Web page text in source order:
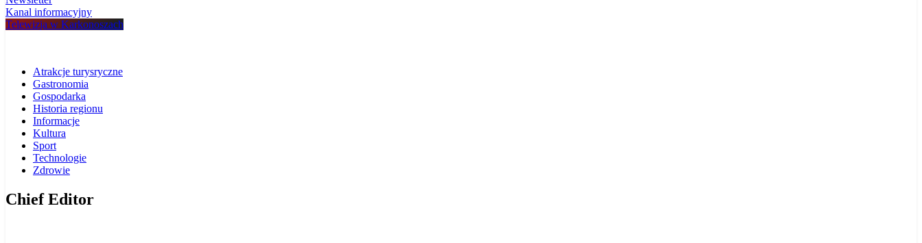
Kanal informacyjny
Telewizja w Karkonoszach
Atrakcje turysryczne
Gastronomia
Gospodarka
Historia regionu
Informacje
Kultura
Sport
Technologie
Zdrowie
Chief Editor